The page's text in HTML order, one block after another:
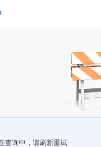
查询中，请刷新重试